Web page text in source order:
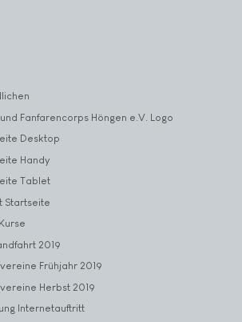
Fanfarencorps Höngen e.V. Logo
Desktop
Handy
Tablet
Startseite
2019
Frühjahr 2019
Herbst 2019
Internetauftritt